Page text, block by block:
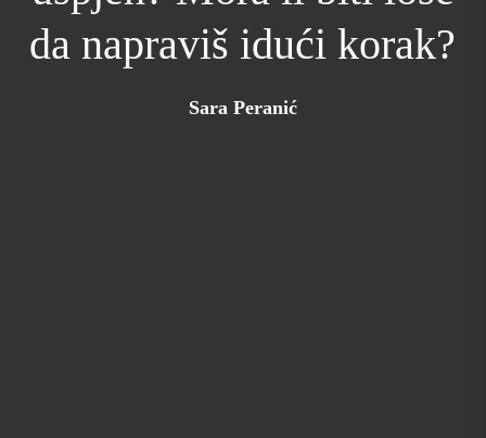
da napraviš idući korak?
Sara Peranić